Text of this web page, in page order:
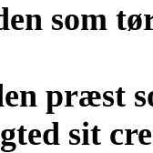
som
præst
sit